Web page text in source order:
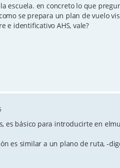
escuela. en concreto lo que
se prepara un plan de vuelo
e identificativo AHS, vale?
es básico para introducirte en
es similar a un plano de ruta, -